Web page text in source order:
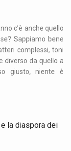
c’è anche quello
Sappiamo bene
complessi, toni
diverso da quello a
giusto, niente è
la diaspora dei